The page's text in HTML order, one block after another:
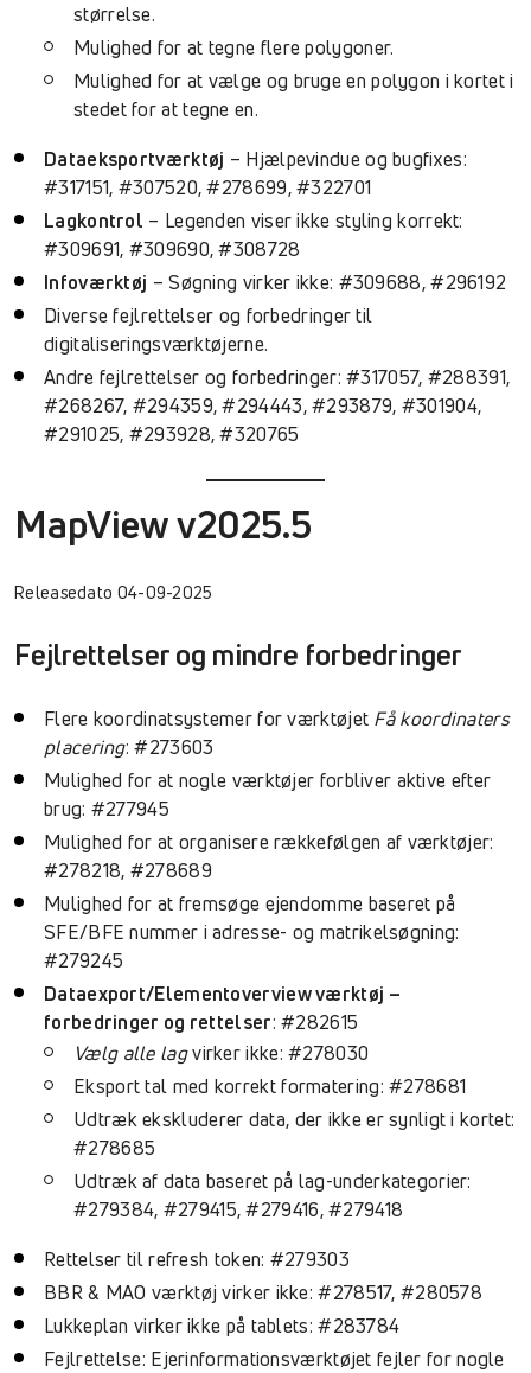
størrelse.
Mulighed for at tegne flere polygoner.
Mulighed for at vælge og bruge en polygon i kortet i
stedet for at tegne en.
Dataeksportværktøj – Hjælpevindue og bugfixes:
#317151, #307520, #278699, #322701
Lagkontrol – Legenden viser ikke styling korrekt:
#309691, #309690, #308728
Infoværktøj – Søgning virker ikke: #309688, #296192
Diverse fejlrettelser og forbedringer til
digitaliseringsværktøjerne.
Andre fejlrettelser og forbedringer: #317057, #288391,
#268267, #294359, #294443, #293879, #301904,
#291025, #293928, #320765
MapView v2025.5
Releasedato 04-09-2025
Fejlrettelser og mindre forbedringer
Flere koordinatsystemer for værktøjet Få koordinaters
placering: #273603
Mulighed for at nogle værktøjer forbliver aktive efter
brug: #277945
Mulighed for at organisere rækkefølgen af værktøjer:
#278218, #278689
Mulighed for at fremsøge ejendomme baseret på
SFE/BFE nummer i adresse- og matrikelsøgning:
#279245
Dataexport/Elementoverview værktøj –
forbedringer og rettelser: #282615
Vælg alle lagvirker ikke: #278030
Eksport tal med korrekt formatering: #278681
Udtræk ekskluderer data, der ikke er synligt i kortet:
#278685
Udtræk af data baseret på lag-underkategorier:
#279384, #279415, #279416, #279418
Rettelser til refresh token: #279303
BBR & MAO værktøj virker ikke: #278517, #280578
Lukkeplan virker ikke på tablets: #283784
Fejlrettelse: Ejerinformationsværktøjet fejler for nogle